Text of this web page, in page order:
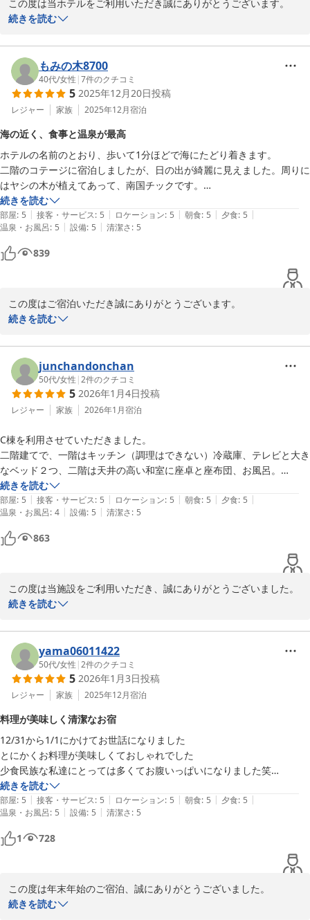
この度は当ホテルをご利用いただき誠にありがとうございます。
ご満足いただけたとのこと大変嬉しく存じます。また、温かいお言
またお会いできる日を従業員一同心よりお待ちしております。
ＭＡＫＡＩ ＫＡＭＯＧＡＷＡ ＲＥＳＯＲＴ
2026-04-11
続きを読む
もみの木8700
40代/女性 |7件のクチコミ
5 2025年12月20日投稿
レジャー 家族 2025年12月宿泊
海の近く、食事と温泉が最高
ホテルの名前のとおり、歩いて1分ほどで海にたどり着きます。
二階のコテージに宿泊しましたが、日の出が綺麗に見えました。周りに
はヤシの木が植えてあって、南国チックです。
食事はボリュームもあり、綺麗に盛り付けもされており、見た目と味の
バランスが素晴らしかったです。
お部屋も温泉が引き込まれていて、信楽焼の浴槽でゆっくり入浴出来ま
した。
ホテルの方も笑顔で対応されており、また泊まりに来たいホテルでし
続きを読む
部屋: 5 | 接客・サービス: 5 | ロケーション: 5 | 朝食: 5 | 夕食: 5 |
温泉・お風呂: 5 | 設備: 5 | 清潔さ: 5
839
この度はご宿泊いただき誠にありがとうございます。
海までの散策や日の出、南国らしい雰囲気にお食事や浴槽まで、お
また季節を変えてゆったりした時間をお過ごしにいらしていたけま
すと幸甚です。
再びお迎えできる日を従業員一同心よりお待ちしております。
ＭＡＫＡＩ ＫＡＭＯＧＡＷＡ ＲＥＳＯＲＴ
続きを読む
junchandonchan
50代/女性 |2件のクチコミ
5 2026年1月4日投稿
レジャー 家族 2026年1月宿泊
C棟を利用させていただきました。
二階建てで、一階はキッチン（調理はできない）冷蔵庫、テレビと大き
なベッド２つ、二階は天井の高い和室に座卓と座布団、お風呂。
布団はセルフで敷くタイプ。
お風呂は金属製？の湯船にお湯をはって使用。好きな温度に設定できる
のはありがたいけど追い焚き機能がなくてすぐ入らなくてはならないの
がちょっとだけ不便。
とても清潔で気持ちよく過ごさせていただきました。
ちょっとしたわがままにも快く対応していただき感謝です。箱膳だけで
は物足りないんじゃないかと思っていましたが、それぞれにとても美味
しく凝っていて十分満腹。と思ったら国産牛の焼肉と野菜、ごはんにス
国道すぐなので車と救急車の音が気になりました。
続きを読む
部屋: 5 | 接客・サービス: 5 | ロケーション: 5 | 朝食: 5 | 夕食: 5 |
温泉・お風呂: 4 | 設備: 5 | 清潔さ: 5
863
この度は当施設をご利用いただき、誠にありがとうございました。
お部屋の造りやロケーション・清潔さ・お食事につきましてご満足
お風呂の機能や周辺道路の音につきましては、ご不便おかけし大変
申し訳ございません。いただいた貴重なご意見は真摯に受け止め、
今後の施設改善およびご案内の工夫に活用し、より快適にお過ごし
いただける施設を実現できるようサービス向上に努めてまいりま
す。
是非、またお迎えできる日をスタッフ一同心よりお待ち申し上げて
おります。
ＭＡＫＡＩ ＫＡＭＯＧＡＷＡ ＲＥＳＯＲＴ
2026-01-04
続きを読む
yama06011422
50代/女性 |2件のクチコミ
5 2026年1月3日投稿
レジャー 家族 2025年12月宿泊
料理が美味しく清潔なお宿
12/31から1/1にかけてお世話になりました
とにかくお料理が美味しくておしゃれでした
少食民族な私達にとっては多くてお腹いっぱいになりました笑
朝食ではお雑煮まで頂けて嬉しかったです
海まで歩いてすぐなので初日の出を期待して早起きしましたが残念なが
ら曇り☁️
お風呂も温泉♨️で足を痛めていた弟がだいぶ楽になった気がすると言っ
ていました
ありがとうございました
続きを読む
部屋: 5 | 接客・サービス: 5 | ロケーション: 5 | 朝食: 5 | 夕食: 5 |
温泉・お風呂: 5 | 設備: 5 | 清潔さ: 5
1 728
この度は年末年始のご宿泊、誠にありがとうございました。
また、心温まるご感想をお寄せいただき、重ねて御礼申し上げま
続きを読む